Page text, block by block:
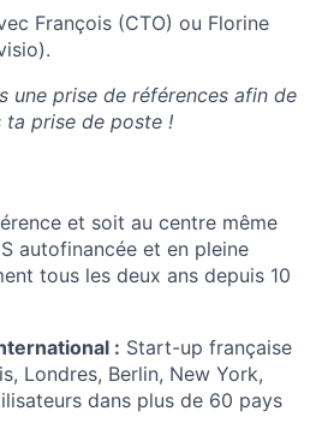
François (CTO) ou Florine
une prise de références afin de
ta prise de poste !
et soit au centre même
autofinancée et en pleine
tous les deux ans depuis 10
: Start-up française
Londres, Berlin, New York,
dans plus de 60 pays